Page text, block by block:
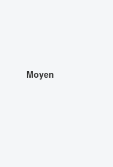
Moyen